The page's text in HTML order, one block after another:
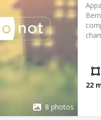
8 photos
22